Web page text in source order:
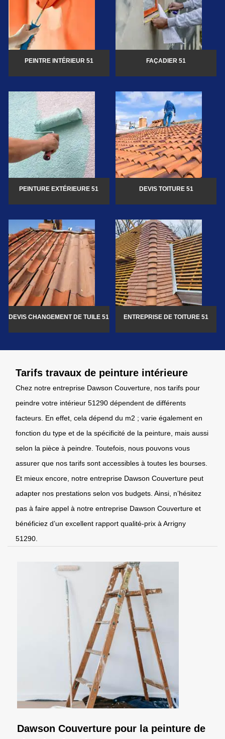
PEINTRE INTÉRIEUR 51 FAÇADIER 51
PEINTURE EXTÉRIEURE 51 DEVIS TOITURE 51
DEVIS CHANGEMENT DE TUILE 51 ENTREPRISE DE TOITURE 51
Tarifs travaux de peinture intérieure
Chez notre entreprise Dawson Couverture, nos tarifs pour
peindre votre intérieur 51290 dépendent de différents
facteurs. En effet, cela dépend du m2 ; varie également en
fonction du type et de la spécificité de la peinture, mais aussi
selon la pièce à peindre. Toutefois, nous pouvons vous
assurer que nos tarifs sont accessibles à toutes les bourses.
Et mieux encore, notre entreprise Dawson Couverture peut
adapter nos prestations selon vos budgets. Ainsi, n’hésitez
pas à faire appel à notre entreprise Dawson Couverture et
bénéficiez d’un excellent rapport qualité-prix à Arrigny
51290.
Dawson Couverture pour la peinture de